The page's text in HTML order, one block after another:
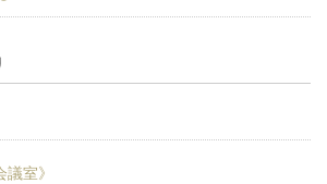
議室》